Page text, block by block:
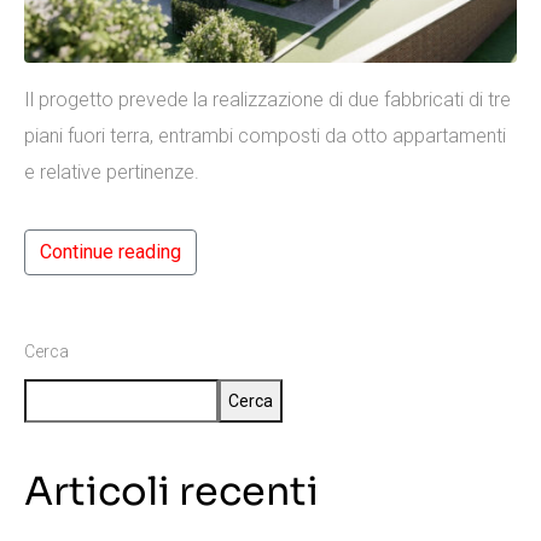
Il progetto prevede la realizzazione di due fabbricati di tre
piani fuori terra, entrambi composti da otto appartamenti
e relative pertinenze.
Continue reading
Cerca
Cerca
Articoli recenti